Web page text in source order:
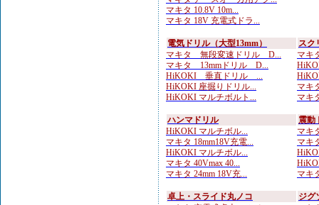
マキタ 10.8V 10m...
マキタ 18V 充電式ドラ...
電気ドリル（大型13mm）
マキタ 無段変速ドリル D...
マキタ 13mmドリル D...
HiKOKI 垂直ドリル ...
HiKOKI 座掘りドリル...
HiKOKI マルチボルト...
スク
マキ
マキ
マキ
ハンマドリル
HiKOKI マルチボル...
マキタ 18mm18V充電...
HiKOKI マルチボル...
マキタ 40Vmax 40...
マキタ 24mm 18V充...
震動
マキ
マキ
マキ
卓上・スライド丸ノコ
ジグ